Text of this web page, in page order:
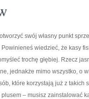
swój własny punkt
Powinieneś wiedzieć, że kasy
trochę głębiej. Rzecz
jednakże mimo wszystko, o
które korzystają już z takich
plusem – musisz zainstalować